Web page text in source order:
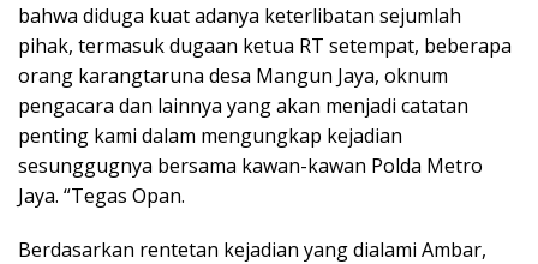
bahwa diduga kuat adanya keterlibatan sejumlah
pihak, termasuk dugaan ketua RT setempat, beberapa
orang karangtaruna desa Mangun Jaya, oknum
pengacara dan lainnya yang akan menjadi catatan
penting kami dalam mengungkap kejadian
sesunggugnya bersama kawan-kawan Polda Metro
Jaya. “Tegas Opan.
Berdasarkan rentetan kejadian yang dialami Ambar,